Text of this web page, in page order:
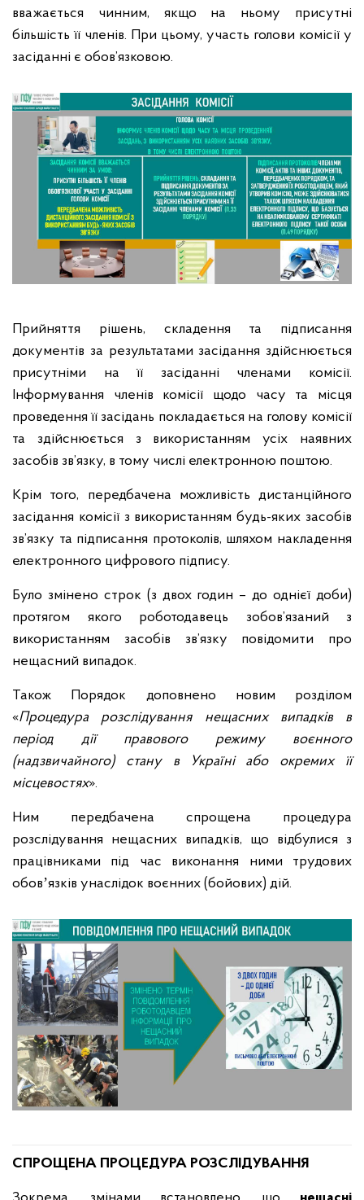
вважається чинним, якщо на ньому присутні
більшість її членів. При цьому, участь голови комісії у
засіданні є обов’язковою.
Прийняття рішень, складення та підписання
документів за результатами засідання здійснюється
присутніми на її засіданні членами комісії.
Інформування членів комісії щодо часу та місця
проведення її засідань покладається на голову комісії
та здійснюється з використанням усіх наявних
засобів зв’язку, в тому числі електронною поштою.
Крім того, передбачена можливість дистанційного
засідання комісії з використанням будь-яких засобів
зв’язку та підписання протоколів, шляхом накладення
електронного цифрового підпису.
Було змінено строк (з двох годин – до однієї доби)
протягом якого роботодавець зобов’язаний з
використанням засобів зв’язку повідомити про
нещасний випадок.
Також Порядок доповнено новим розділом
«Процедура розслідування нещасних випадків в
період дії правового режиму воєнного
(надзвичайного) стану в Україні або окремих її
місцевостях».
Ним передбачена спрощена процедура
розслідування нещасних випадків, що відбулися з
працівниками під час виконання ними трудових
обовʼязків унаслідок воєнних (бойових) дій.
СПРОЩЕНА ПРОЦЕДУРА РОЗСЛІДУВАННЯ